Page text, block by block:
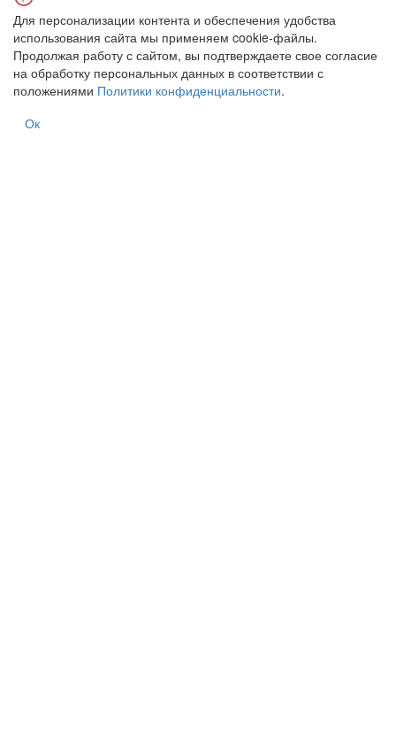
Для персонализации контента и обеспечения удобства
использования сайта мы применяем cookie-файлы.
Продолжая работу с сайтом, вы подтверждаете свое согласие
на обработку персональных данных в соответствии с
положениями Политики конфиденциальности.
Ок